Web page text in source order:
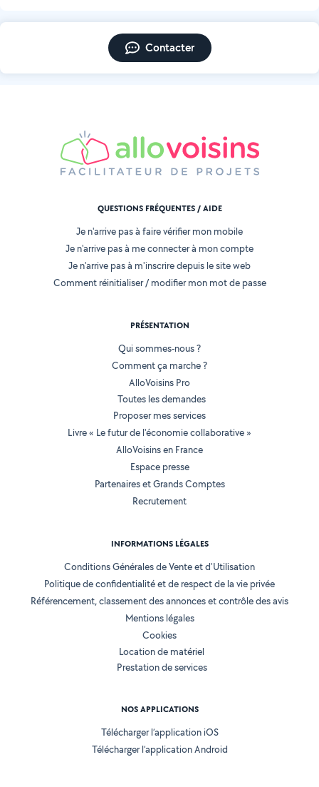
Contacter
QUESTIONS FRÉQUENTES / AIDE
Je n'arrive pas à faire vérifier mon mobile
Je n'arrive pas à me connecter à mon compte
Je n'arrive pas à m'inscrire depuis le site web
Comment réinitialiser / modifier mon mot de passe
PRÉSENTATION
Qui sommes-nous ?
Comment ça marche ?
AlloVoisins Pro
Toutes les demandes
Proposer mes services
Livre « Le futur de l'économie collaborative »
AlloVoisins en France
Espace presse
Partenaires et Grands Comptes
Recrutement
INFORMATIONS LÉGALES
Conditions Générales de Vente et d'Utilisation
Politique de confidentialité et de respect de la vie privée
Référencement, classement des annonces et contrôle des avis
Mentions légales
Cookies
Location de matériel
Prestation de services
NOS APPLICATIONS
Télécharger l’application iOS
Télécharger l’application Android